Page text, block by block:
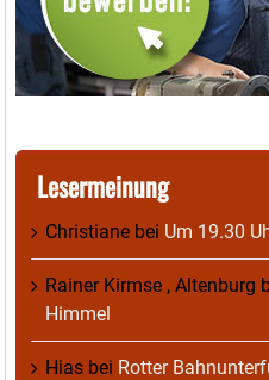
Lesermeinung
Christiane bei Um 19.30
Rainer Kirmse , Altenburg
Himmel
Hias bei Rotter